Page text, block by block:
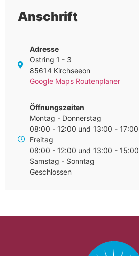
Anschrift
Adresse
Ostring 1 - 3
85614 Kirchseeon
Google Maps Routenplaner
Öffnungszeiten
Montag - Donnerstag
08:00 - 12:00 und 13:00 - 17:00
Freitag
08:00 - 12:00 und 13:00 - 15:00
Samstag - Sonntag
Geschlossen